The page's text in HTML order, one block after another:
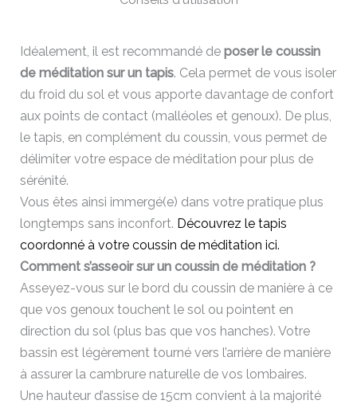
Idéalement, il est recommandé de poser le coussin
de méditation sur un tapis. Cela permet de vous isoler
du froid du sol et vous apporte davantage de confort
aux points de contact (malléoles et genoux). De plus,
le tapis, en complément du coussin, vous permet de
délimiter votre espace de méditation pour plus de
sérénité.
Vous êtes ainsi immergé(e) dans votre pratique plus
longtemps sans inconfort. Découvrez le tapis
coordonné à votre coussin de méditation ici.
Comment s’asseoir sur un coussin de méditation ?
Asseyez-vous sur le bord du coussin de manière à ce
que vos genoux touchent le sol ou pointent en
direction du sol (plus bas que vos hanches). Votre
bassin est légèrement tourné vers l’arrière de manière
à assurer la cambrure naturelle de vos lombaires.
Une hauteur d’assise de 15cm convient à la majorité